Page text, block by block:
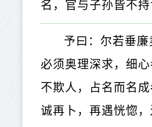
名，官与子孙皆不
予曰：尔若垂
必须奥理深求，细
不欺人，占名而名
诚再卜，再遇恍惚